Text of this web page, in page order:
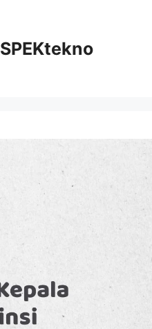
SPEKtekno